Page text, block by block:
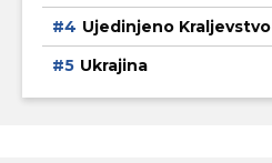
Ujedinjeno Kraljevstvo
Ukrajina